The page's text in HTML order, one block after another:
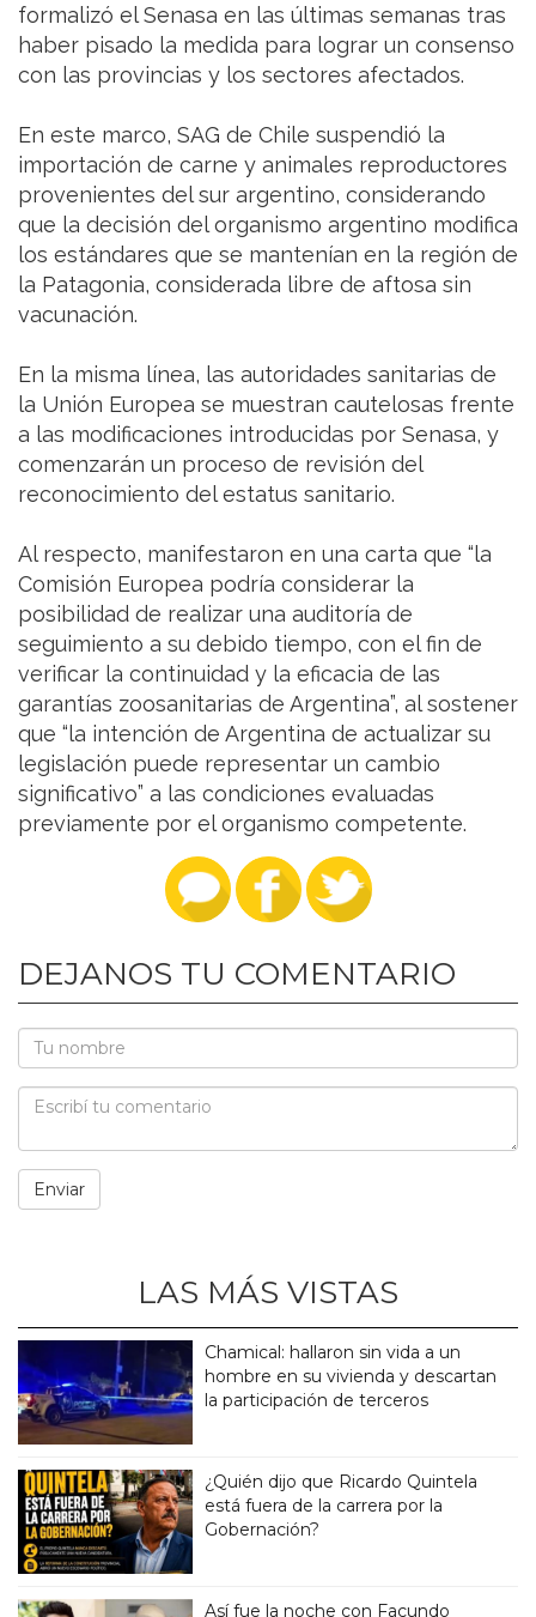
formalizó el Senasa en las últimas semanas tras
haber pisado la medida para lograr un consenso
con las provincias y los sectores afectados.
En este marco, SAG de Chile suspendió la
importación de carne y animales reproductores
provenientes del sur argentino, considerando
que la decisión del organismo argentino modifica
los estándares que se mantenían en la región de
la Patagonia, considerada libre de aftosa sin
vacunación.
En la misma línea, las autoridades sanitarias de
la Unión Europea se muestran cautelosas frente
a las modificaciones introducidas por Senasa, y
comenzarán un proceso de revisión del
reconocimiento del estatus sanitario.
Al respecto, manifestaron en una carta que “la
Comisión Europea podría considerar la
posibilidad de realizar una auditoría de
seguimiento a su debido tiempo, con el fin de
verificar la continuidad y la eficacia de las
garantías zoosanitarias de Argentina”, al sostener
que “la intención de Argentina de actualizar su
legislación puede representar un cambio
significativo” a las condiciones evaluadas
previamente por el organismo competente.
DEJANOS TU COMENTARIO
LAS MÁS VISTAS
Chamical: hallaron sin vida a un
hombre en su vivienda y descartan
la participación de terceros
¿Quién dijo que Ricardo Quintela
está fuera de la carrera por la
Gobernación?
Así fue la noche con Facundo